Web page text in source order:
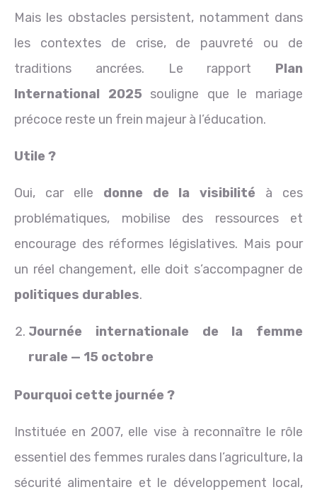
Mais les obstacles persistent, notamment dans
les contextes de crise, de pauvreté ou de
traditions ancrées. Le rapport Plan
International 2025 souligne que le mariage
précoce reste un frein majeur à l’éducation.
Utile ?
Oui, car elle donne de la visibilité à ces
problématiques, mobilise des ressources et
encourage des réformes législatives. Mais pour
un réel changement, elle doit s’accompagner de
politiques durables.
Journée internationale de la femme
rurale — 15 octobre
Pourquoi cette journée ?
Instituée en 2007, elle vise à reconnaître le rôle
essentiel des femmes rurales dans l’agriculture, la
sécurité alimentaire et le développement local,